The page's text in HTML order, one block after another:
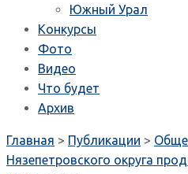
Южный Урал
Конкурсы
Фото
Видео
Что будет
Архив
Главная > Публикации >
Нязепетровского округа